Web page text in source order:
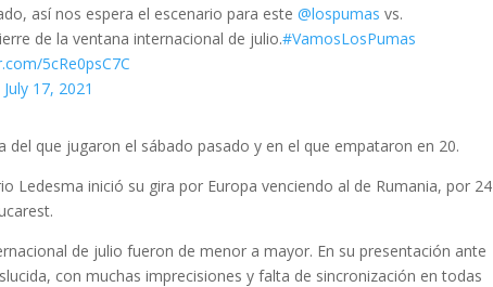
así nos espera el escenario para este@lospumas vs.
de la ventana internacional de julio.#VamosLosPumas
5cRe0psC7C
July 17, 2021
del que jugaron el sábado pasado y en el que empataron en 20.
Ledesma inició su gira por Europa venciendo al de Rumania, por 24
de julio fueron de menor a mayor. En su presentación ante
con muchas imprecisiones y falta de sincronización en todas